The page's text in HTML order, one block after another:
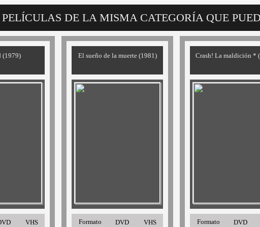
DE LA MISMA CATEGORÍA QUE
(1979)
VHS
El sueño de la muerte (1981)
Formato DVD VHS
Crash! La maldición *
Formato DVD